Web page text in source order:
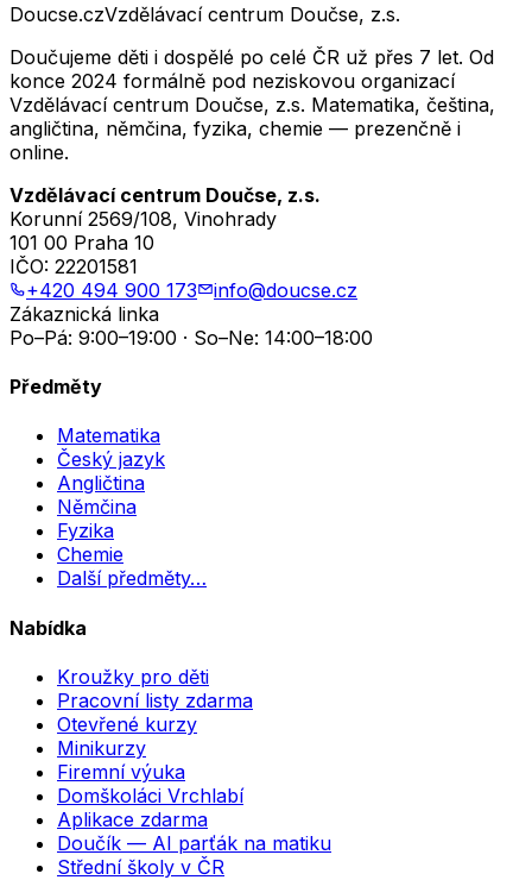
Doucse.czVzdělávací centrum Doučse, z.s.
Doučujeme děti i dospělé po celé ČR už přes 7 let. Od
konce 2024 formálně pod neziskovou organizací
Vzdělávací centrum Doučse, z.s. Matematika, čeština,
angličtina, němčina, fyzika, chemie — prezenčně i
online.
Vzdělávací centrum Doučse, z.s.
Korunní 2569/108, Vinohrady
101 00 Praha 10
IČO: 22201581
+420 494 900 173
info@doucse.cz
Zákaznická linka
Po–Pá: 9:00–19:00 · So–Ne: 14:00–18:00
Předměty
Matematika
Český jazyk
Angličtina
Němčina
Fyzika
Chemie
Další předměty…
Nabídka
Kroužky pro děti
Pracovní listy zdarma
Otevřené kurzy
Minikurzy
Firemní výuka
Domškoláci Vrchlabí
Aplikace zdarma
Doučík — AI parťák na matiku
Střední školy v ČR